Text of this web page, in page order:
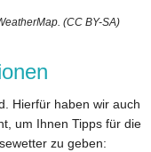
(CC BY-SA)
Hierfür haben wir auch
um Ihnen Tipps für die
zu geben: